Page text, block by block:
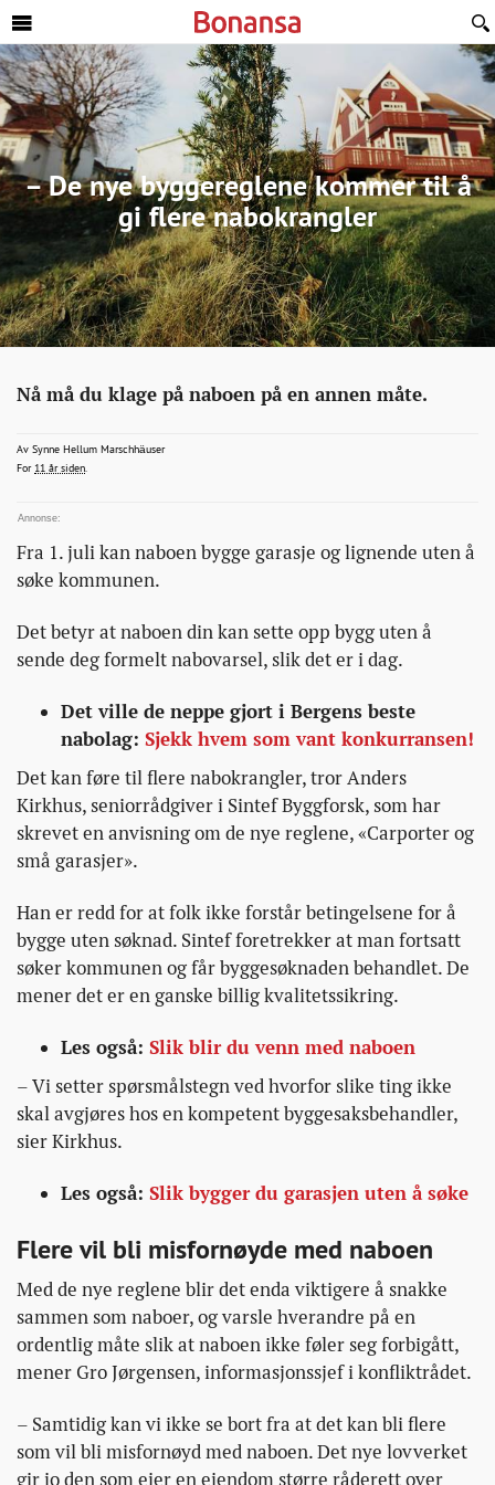
– De nye byggereglene kommer til å
gi flere nabokrangler
Eiendom
http://bonansa.no/artikkel/de-
byggereglene-
kommer-
gi-
flere-
Nå må du klage på naboen på en annen måte.
Av Synne Hellum Marschhäusershm@schibsted.no
2015-06-02T09:26:51+00:00
2015-06-02T09:26:51+00:00
2015-06-02T09:42:44+00:00
For 11 år siden
Fra 1. juli kan naboen bygge garasje og lignende uten å
søke kommunen.
Det betyr at naboen din kan sette opp bygg uten å
sende deg formelt nabovarsel, slik det er i dag.
Det ville de neppe gjort i Bergens beste
nabolag: Sjekk hvem som vant konkurransen!
Det kan føre til flere nabokrangler, tror Anders
Kirkhus, seniorrådgiver i Sintef Byggforsk, som har
skrevet en anvisning om de nye reglene, «Carporter og
små garasjer».
Han er redd for at folk ikke forstår betingelsene for å
bygge uten søknad. Sintef foretrekker at man fortsatt
søker kommunen og får byggesøknaden behandlet. De
mener det er en ganske billig kvalitetssikring.
Les også: Slik blir du venn med naboen
– Vi setter spørsmålstegn ved hvorfor slike ting ikke
skal avgjøres hos en kompetent byggesaksbehandler,
sier Kirkhus.
Les også: Slik bygger du garasjen uten å søke
Flere vil bli misfornøyde med naboen
Med de nye reglene blir det enda viktigere å snakke
sammen som naboer, og varsle hverandre på en
ordentlig måte slik at naboen ikke føler seg forbigått,
mener Gro Jørgensen, informasjonssjef i konfliktrådet.
– Samtidig kan vi ikke se bort fra at det kan bli flere
som vil bli misfornøyd med naboen. Det nye lovverket
gir jo den som eier en eiendom større råderett over